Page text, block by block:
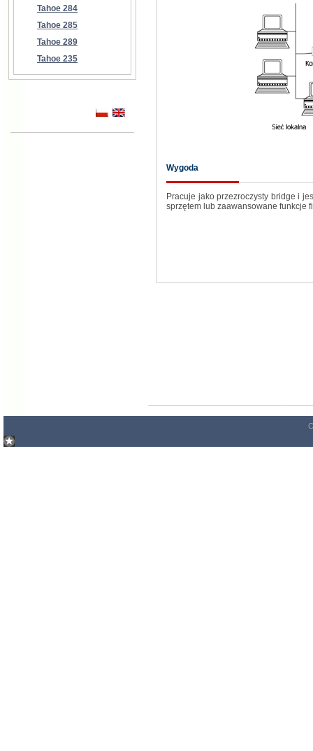
Tahoe 284
Tahoe 285
Tahoe 289
Tahoe 235
Wygoda
Pracuje jako przezroczysty bridge i
sprzętem lub zaawansowane funkcje